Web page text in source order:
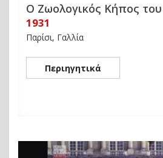
Ο Ζωολογικός Κήπος
1931
Παρίσι, Γαλλία
Περιηγητικά